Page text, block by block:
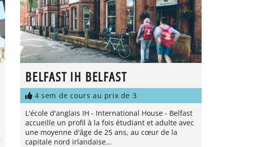
BELFAST IH BELFAST
4 sem de cours au prix de 3
L'école d'anglais IH - International House - Belfast
accueille un profil à la fois étudiant et adulte avec
une moyenne d'âge de 25 ans, au cœur de la
capitale nord irlandaise...